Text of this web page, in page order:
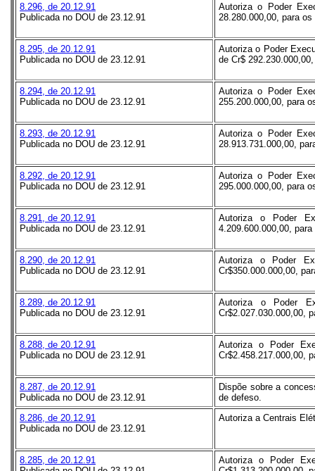
8.296, de 20.12.91
Publicada no DOU de 23.12.91
Autoriza o Poder
28.280.000,00, para
8.295, de 20.12.91
Publicada no DOU de 23.12.91
Autoriza o Poder
de Cr$
8.294, de 20.12.91
Publicada no DOU de 23.12.91
Autoriza o Poder
255.200.000,00, para
8.293, de 20.12.91
Publicada no DOU de 23.12.91
Autoriza o Poder
28.913.731.000,00,
8.292, de 20.12.91
Publicada no DOU de 23.12.91
Autoriza o Poder
295.000.000,00, para
8.291, de 20.12.91
Publicada no DOU de 23.12.91
Autoriza o Poder
4.209.600.000,00,
8.290, de 20.12.91
Publicada no DOU de 23.12.91
Autoriza o Poder
Cr$350.000.000,00,
8.289, de 20.12.91
Publicada no DOU de 23.12.91
Autoriza o Poder
Cr$2.027.030.000,00,
8.288, de 20.12.91
Publicada no DOU de 23.12.91
Autoriza o Poder
Cr$2.458.217.000,00,
8.287, de 20.12.91
Publicada no DOU de 23.12.91
Dispõe sobre a
de defeso.
8.286, de 20.12.91
Publicada no DOU de 23.12.91
Autoriza a Centrais
8.285, de 20.12.91
Autoriza o Poder